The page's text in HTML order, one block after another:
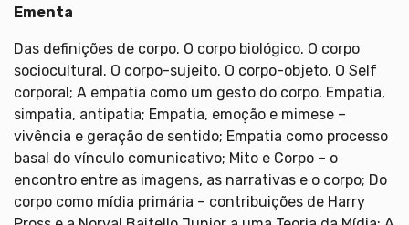
Ementa
Das definições de corpo. O corpo biológico. O corpo
sociocultural. O corpo-sujeito. O corpo-objeto. O Self
corporal; A empatia como um gesto do corpo. Empatia,
simpatia, antipatia; Empatia, emoção e mimese –
vivência e geração de sentido; Empatia como processo
basal do vínculo comunicativo; Mito e Corpo – o
encontro entre as imagens, as narrativas e o corpo; Do
corpo como mídia primária – contribuições de Harry